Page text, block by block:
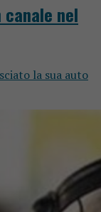
nel
la sua auto